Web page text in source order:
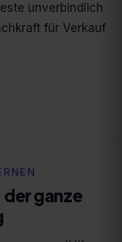
unverbindlich
für Verkauf
der ganze